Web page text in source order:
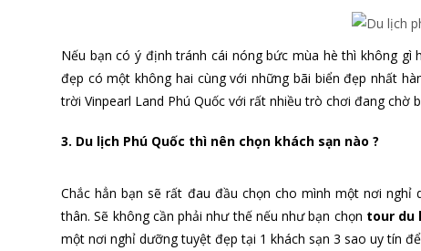
Nếu bạn có ý định tránh cái nóng bức mùa hè thì không gì
đẹp có một không hai cùng với những bãi biển đẹp nhất
trời Vinpearl Land Phú Quốc với rất nhiều trò chơi đang chờ
3. Du lịch Phú Quốc thì nên chọn khách sạn nào ?
Chắc hẳn bạn sẽ rất đau đầu chọn cho mình một nơi
thân. Sẽ không cần phải như thế nếu như bạn chọn tour du
một nơi nghỉ dưỡng tuyệt đẹp tại 1 khách sạn 3 sao uy tín